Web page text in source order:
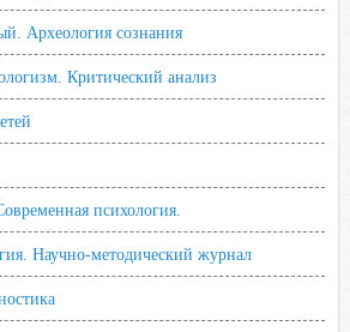
Археология сознания
Критический анализ
психология.
Научно-методический журнал